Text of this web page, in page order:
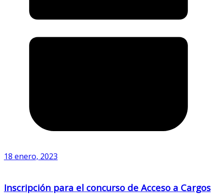
18 enero, 2023
Inscripción para el concurso de Acceso a Cargos